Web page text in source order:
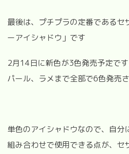
最後は、プチプラの定番であるセ
ーアイシャドウ」です
2月14日に新色が3色発売予定です
パール、ラメまで全部で6色発売さ
単色のアイシャドウなので、自分
組み合わせで使用できる点が、セ